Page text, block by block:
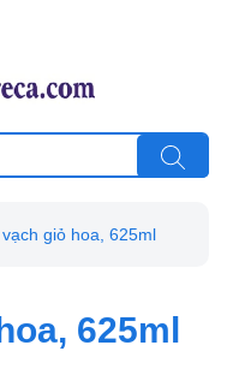
vạch giỏ hoa, 625ml
625ml